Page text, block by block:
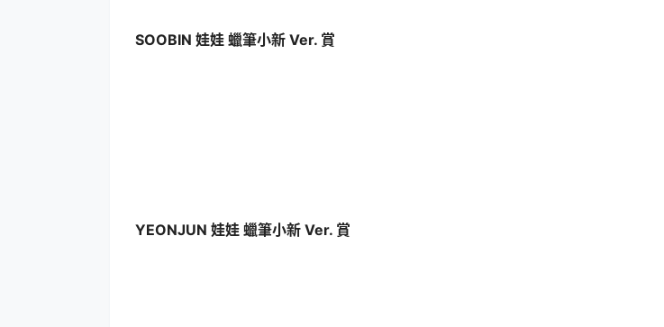
SOOBIN 娃娃 蠟筆小新 Ver. 賞
YEONJUN 娃娃 蠟筆小新 Ver. 賞